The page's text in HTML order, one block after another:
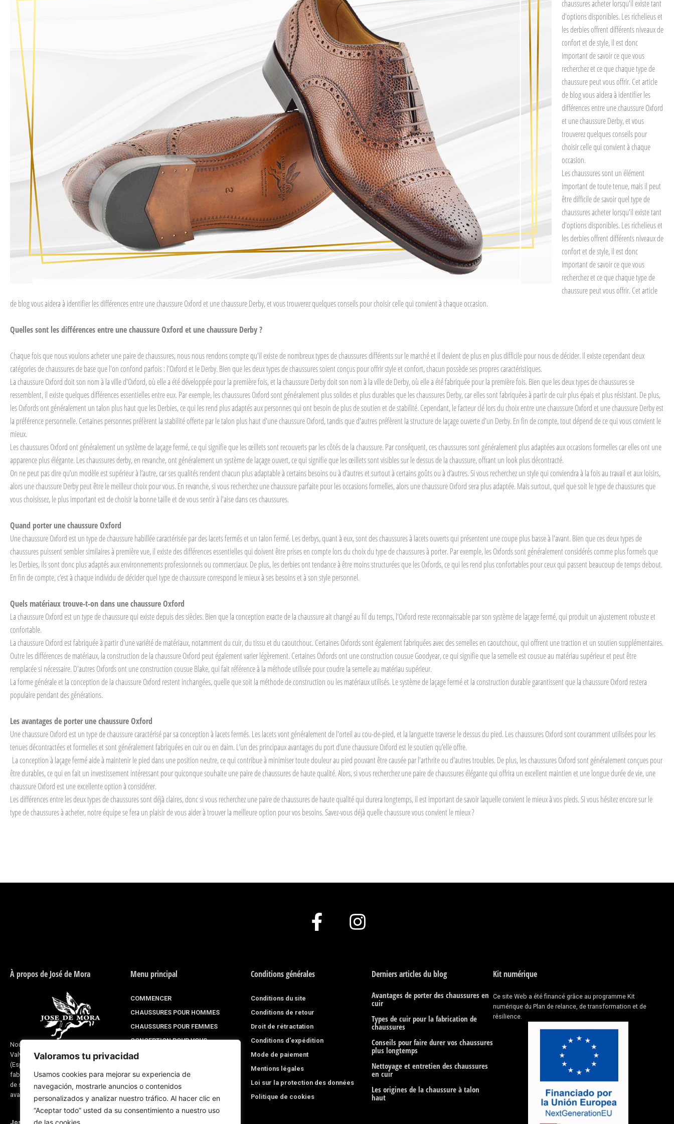
Valoramos tu privacidad
Usamos cookies para mejorar su experiencia de
navegación, mostrarle anuncios o contenidos
personalizados y analizar nuestro tráfico. Al hacer clic en
“Aceptar todo” usted da su consentimiento a nuestro uso
de las cookies.
chaussures acheter lorsqu'il existe tant
d'options disponibles. Les richelieus et
les derbies offrent différents niveaux de
confort et de style, il est donc
important de savoir ce que vous
recherchez et ce que chaque type de
chaussure peut vous offrir. Cet article
de blog vous aidera à identifier les
différences entre une chaussure Oxford
et une chaussure Derby, et vous
trouverez quelques conseils pour
choisir celle qui convient à chaque
occasion.
Les chaussures sont un élément
important de toute tenue, mais il peut
être difficile de savoir quel type de
chaussures acheter lorsqu'il existe tant
d'options disponibles. Les richelieus et
les derbies offrent différents niveaux de
confort et de style, il est donc
important de savoir ce que vous
recherchez et ce que chaque type de
chaussure peut vous offrir. Cet article
de blog vous aidera à identifier les différences entre une chaussure Oxford et une chaussure Derby, et vous trouverez quelques conseils pour choisir celle qui convient à chaque occasion.
Quelles sont les différences entre une chaussure Oxford et une chaussure Derby ?
Chaque fois que nous voulons acheter une paire de chaussures, nous nous rendons compte qu'il existe de nombreux types de chaussures différents sur le marché et il devient de plus en plus difficile pour nous de décider. Il existe cependant deux
catégories de chaussures de base que l'on confond parfois : l'Oxford et le Derby. Bien que les deux types de chaussures soient conçus pour offrir style et confort, chacun possède ses propres caractéristiques.
La chaussure Oxford doit son nom à la ville d'Oxford, où elle a été développée pour la première fois, et la chaussure Derby doit son nom à la ville de Derby, où elle a été fabriquée pour la première fois. Bien que les deux types de chaussures se
ressemblent, il existe quelques différences essentielles entre eux. Par exemple, les chaussures Oxford sont généralement plus solides et plus durables que les chaussures Derby, car elles sont fabriquées à partir de cuir plus épais et plus résistant. De plus,
les Oxfords ont généralement un talon plus haut que les Derbies, ce qui les rend plus adaptés aux personnes qui ont besoin de plus de soutien et de stabilité. Cependant, le facteur clé lors du choix entre une chaussure Oxford et une chaussure Derby est
la préférence personnelle. Certaines personnes préfèrent la stabilité offerte par le talon plus haut d'une chaussure Oxford, tandis que d'autres préfèrent la structure de laçage ouverte d'un Derby. En fin de compte, tout dépend de ce qui vous convient le
mieux.
Les chaussures Oxford ont généralement un système de laçage fermé, ce qui signifie que les œillets sont recouverts par les côtés de la chaussure. Par conséquent, ces chaussures sont généralement plus adaptées aux occasions formelles car elles ont une
apparence plus élégante. Les chaussures derby, en revanche, ont généralement un système de laçage ouvert, ce qui signifie que les œillets sont visibles sur le dessus de la chaussure, offrant un look plus décontracté.
On ne peut pas dire qu’un modèle est supérieur à l’autre, car ses qualités rendent chacun plus adaptable à certains besoins ou à d’autres et surtout à certains goûts ou à d’autres. Si vous recherchez un style qui conviendra à la fois au travail et aux loisirs,
alors une chaussure Derby peut être le meilleur choix pour vous. En revanche, si vous recherchez une chaussure parfaite pour les occasions formelles, alors une chaussure Oxford sera plus adaptée. Mais surtout, quel que soit le type de chaussures que
vous choisissez, le plus important est de choisir la bonne taille et de vous sentir à l'aise dans ces chaussures.
Quand porter une chaussure Oxford
Une chaussure Oxford est un type de chaussure habillée caractérisée par des lacets fermés et un talon fermé. Les derbys, quant à eux, sont des chaussures à lacets ouverts qui présentent une coupe plus basse à l'avant. Bien que ces deux types de
chaussures puissent sembler similaires à première vue, il existe des différences essentielles qui doivent être prises en compte lors du choix du type de chaussures à porter. Par exemple, les Oxfords sont généralement considérés comme plus formels que
les Derbies, ils sont donc plus adaptés aux environnements professionnels ou commerciaux. De plus, les derbies ont tendance à être moins structurées que les Oxfords, ce qui les rend plus confortables pour ceux qui passent beaucoup de temps debout.
En fin de compte, c’est à chaque individu de décider quel type de chaussure correspond le mieux à ses besoins et à son style personnel.
Quels matériaux trouve-t-on dans une chaussure Oxford
La chaussure Oxford est un type de chaussure qui existe depuis des siècles. Bien que la conception exacte de la chaussure ait changé au fil du temps, l'Oxford reste reconnaissable par son système de laçage fermé, qui produit un ajustement robuste et
confortable.
La chaussure Oxford est fabriquée à partir d'une variété de matériaux, notamment du cuir, du tissu et du caoutchouc. Certaines Oxfords sont également fabriquées avec des semelles en caoutchouc, qui offrent une traction et un soutien supplémentaires.
Outre les différences de matériaux, la construction de la chaussure Oxford peut également varier légèrement. Certaines Oxfords ont une construction cousue Goodyear, ce qui signifie que la semelle est cousue au matériau supérieur et peut être
remplacée si nécessaire. D'autres Oxfords ont une construction cousue Blake, qui fait référence à la méthode utilisée pour coudre la semelle au matériau supérieur.
La forme générale et la conception de la chaussure Oxford restent inchangées, quelle que soit la méthode de construction ou les matériaux utilisés. Le système de laçage fermé et la construction durable garantissent que la chaussure Oxford restera
populaire pendant des générations.
Les avantages de porter une chaussure Oxford
Une chaussure Oxford est un type de chaussure caractérisé par sa conception à lacets fermés. Les lacets vont généralement de l'orteil au cou-de-pied, et la languette traverse le dessus du pied. Les chaussures Oxford sont couramment utilisées pour les
tenues décontractées et formelles et sont généralement fabriquées en cuir ou en daim. L’un des principaux avantages du port d’une chaussure Oxford est le soutien qu’elle offre.
La conception à laçage fermé aide à maintenir le pied dans une position neutre, ce qui contribue à minimiser toute douleur au pied pouvant être causée par l'arthrite ou d'autres troubles. De plus, les chaussures Oxford sont généralement conçues pour
être durables, ce qui en fait un investissement intéressant pour quiconque souhaite une paire de chaussures de haute qualité. Alors, si vous recherchez une paire de chaussures élégante qui offrira un excellent maintien et une longue durée de vie, une
chaussure Oxford est une excellente option à considérer.
Les différences entre les deux types de chaussures sont déjà claires, donc si vous recherchez une paire de chaussures de haute qualité qui durera longtemps, il est important de savoir laquelle convient le mieux à vos pieds. Si vous hésitez encore sur le
type de chaussures à acheter, notre équipe se fera un plaisir de vous aider à trouver la meilleure option pour vos besoins. Savez-vous déjà quelle chaussure vous convient le mieux ?
F
k
f
I
À propos de José de Mora
Nous sommes une entreprise située à
Valverde del Camino, province de Huelva
(Espagne) et nous nous consacrons à la
fabrication de chaussures et de produits
de sellerie. Notre expérience remonte à
avant 1870
José de Mora
Menu principal
COMMENCER
CHAUSSURES POUR HOMMES
CHAUSSURES POUR FEMMES
CONCEPTION POUR VOUS
LIGNE DE MONTÉE
BLOG D'ENTREPRISE
Conditions générales
Conditions du site
Conditions de retour
Droit de rétractation
Conditions d'expédition
Mode de paiement
Mentions légales
Loi sur la protection des données
Politique de cookies
Derniers articles du blog
Avantages de porter des chaussures en
cuir
Types de cuir pour la fabrication de
chaussures
Conseils pour faire durer vos chaussures
plus longtemps
Nettoyage et entretien des chaussures
en cuir
Les origines de la chaussure à talon
haut
Kit numérique
Ce site Web a été financé grâce au programme Kit
numérique du Plan de relance, de transformation et de
résilience.